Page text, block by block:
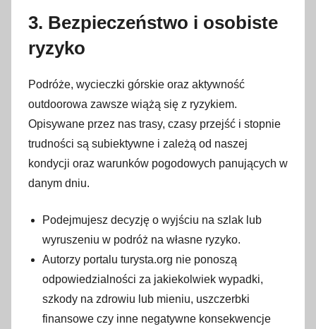
3. Bezpieczeństwo i osobiste
ryzyko
Podróże, wycieczki górskie oraz aktywność
outdoorowa zawsze wiążą się z ryzykiem.
Opisywane przez nas trasy, czasy przejść i stopnie
trudności są subiektywne i zależą od naszej
kondycji oraz warunków pogodowych panujących w
danym dniu.
Podejmujesz decyzję o wyjściu na szlak lub
wyruszeniu w podróż na własne ryzyko.
Autorzy portalu turysta.org nie ponoszą
odpowiedzialności za jakiekolwiek wypadki,
szkody na zdrowiu lub mieniu, uszczerbki
finansowe czy inne negatywne konsekwencje